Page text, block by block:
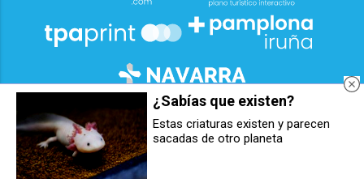
Nuevo impulso a proyectos
sociales
Maeztu e Irujo reiteran su
compromiso por la
¿Sabías que existen?
Estas criaturas existen y parecen
sacadas de otro planeta